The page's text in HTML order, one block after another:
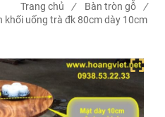
Trang chủ / Bàn tròn gỗ
/
khối uống trà đk 80cm dày 10cm